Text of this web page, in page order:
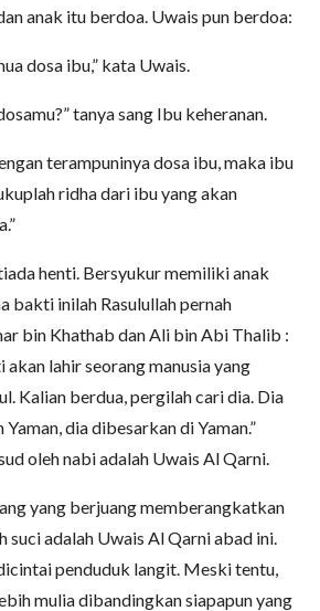
anak itu berdoa. Uwais pun berdoa:
dosa ibu,” kata Uwais.
tanya sang Ibu keheranan.
terampuninya dosa ibu, maka ibu
ridha dari ibu yang akan
henti. Bersyukur memiliki anak
bakti inilah Rasulullah pernah
bin Khathab dan Ali bin Abi Thalib :
akan lahir seorang manusia yang
Kalian berdua, pergilah cari dia. Dia
dia dibesarkan di Yaman.”
oleh nabi adalah Uwais Al Qarni.
yang berjuang memberangkatkan
suci adalah Uwais Al Qarni abad ini.
penduduk langit. Meski tentu,
mulia dibandingkan siapapun yang